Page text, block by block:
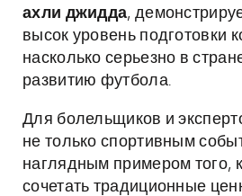
ахли джидда,
высок уровень подготовки
насколько серьезно в
развитию футбола.
Для болельщиков и
не только спортивным
наглядным примером того,
сочетать традиционные